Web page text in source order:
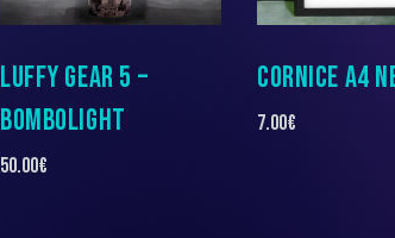
LUFFY GEAR 5 –
BOMBOLIGHT
50.00€
CORNICE A4
7.00€